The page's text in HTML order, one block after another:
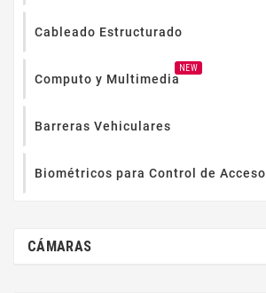
Cableado Estructurado
Computo y Multimedia
NEW
Barreras Vehiculares
Biométricos para Control de Acceso
CÁMARAS